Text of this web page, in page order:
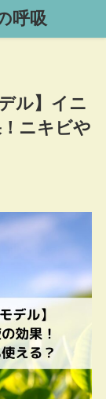
呼吸
ル】イニ
ニキビや